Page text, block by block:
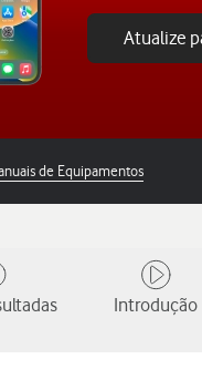
Atualize
de Equipamentos
Introdução